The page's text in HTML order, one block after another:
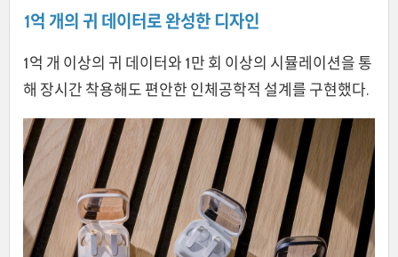
1억 개의 귀 데이터로 완성한 디자인
1억 개 이상의 귀 데이터와 1만 회 이상의 시뮬레이션을 통
해 장시간 착용해도 편안한 인체공학적 설계를 구현했다.